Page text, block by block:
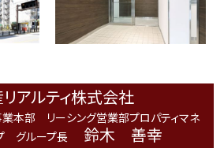
アルティ株式会社
業本部 リーシング営業部プロパティマネ
グループ長
鈴木 善幸